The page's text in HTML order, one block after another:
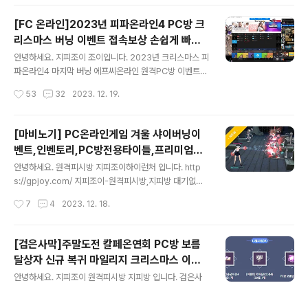
트 로스트아크 로아시즌2 개인,파티 플레이 위주로 진행하
는 PC방 접속보상 버닝 이벤트 안내합니다. 지피조이에서
함께 이용해보시길 바랍니다. 로아 이벤트 기간 : 2023년
12월20일(수) ~ 2024년 3월 13일(수) 정기 점검 전까지
로아 보상 수령기간 : 2023년 12월20일(수)~ 2024년
까지 주간 접속 시간 달성시 보상 안내 2시간, 4..
[FC 온라인]2023년 피파온라인4 PC방 크
리스마스 버닝 이벤트 접속보상 손쉽게 빠르
게 하는 방법정리 시간 가격
안녕하세요. 지피조이 조이입니다. 2023년 크리스마스 피
파온라인4 마지막 버닝 에프씨온라인 원격PC방 이벤트
종료 해두면 끝! 지피조이 원격피시방 계정관리에서 회원
고 다른 일보시면 되세요^^ 모바일 어플 설치하면 실시간
접속 플레이상태 확인가능^^ 대기없는 원격PC방 바로 접
속가능^^ PC방 정상영업 운영중인 대기피시 많음^^ 국내
많은 PC방 원격피시방 보유하고 있어요^^ PC. 데스크탑
으로 이용하기(개인PC) 1. 지피조이하이런처 홈페이지에
리 또는 지피조이하이런처 실행후 => 런처에서 회원가입
53 32 2023. 12. 19.
[마비노기] PC온라인게임 겨울 샤이버닝이
벤트,인벤토리,PC방전용타이틀,프리미엄미
션,수리비무로, 피시방전용타이틀 등 원격피
시방 집피방 어드밴스드 아이템
안녕하세요. 원격피시방 지피조이하이런처 입니다. http
s://gpjoy.com/ 지피조이-원격피시방,지피방 대기없이
격 피시방,원격 pc방,하이런처m,지피조이,최대 프리미엄
안내 해드립니다. 피시방에서 마비노기를 접속 플레이하시
면 접속보상 및 여러가지 혜택이 주어집니다. PC방에서만
주어지는 마비노기 원격피시방 프리미엄 PC방혜택을 안
내해드립니다. 2023년 12월 14일부터 적용되는 프리미
7 4 2023. 12. 18.
[검은사막]주말도전 칼페온연회 PC방 보름
달상자 신규 복귀 마일리지 크리스마스 이벤
트 초고속 고사양 원격피시방 지피조이
안녕하세요. 지피조이 원격피시방 지피방 입니다. 검은사